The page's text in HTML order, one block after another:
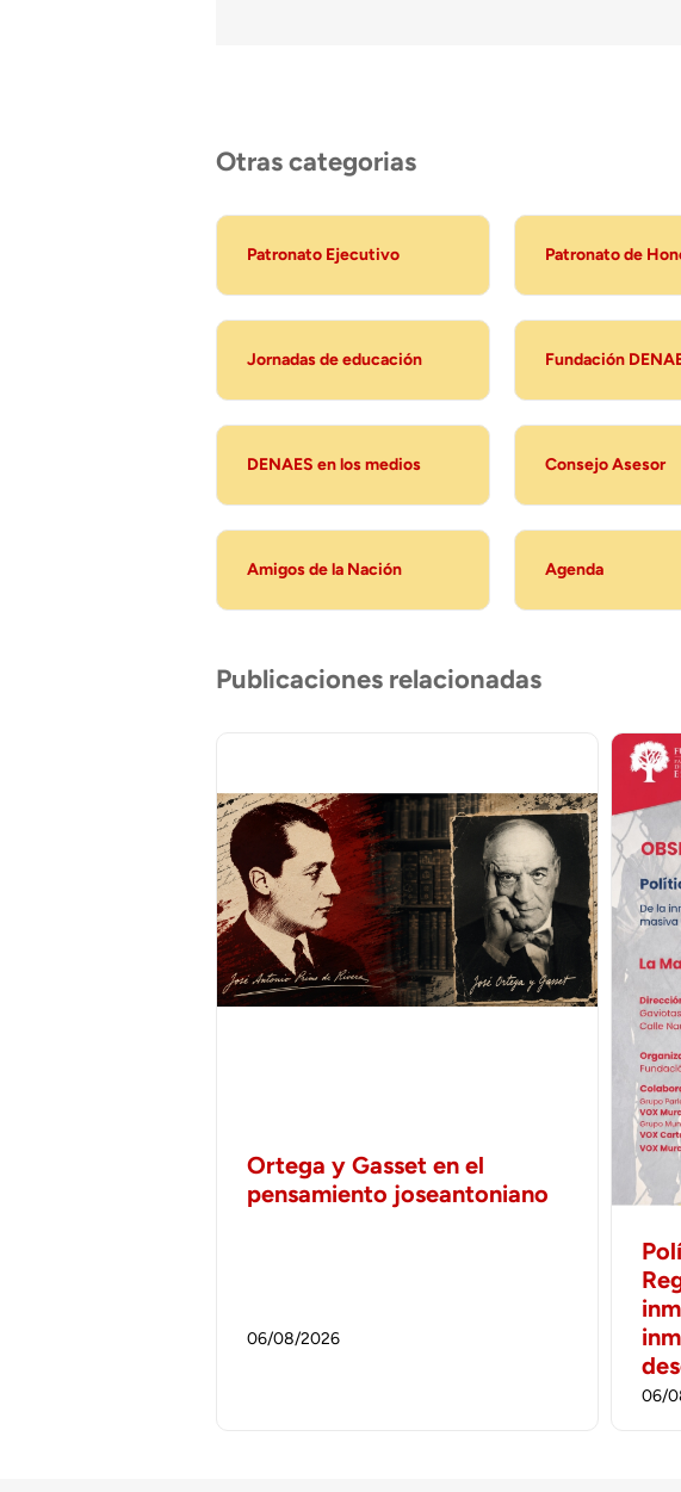
Otras categorias
Patronato Ejecutivo Patronato de
Jornadas de educación Fundación
DENAES en los medios Consejo Asesor
Amigos de la Nación Agenda
Publicaciones relacionadas
Ortega y Gasset en el
pensamiento joseantoniano
06/08/2026
06/